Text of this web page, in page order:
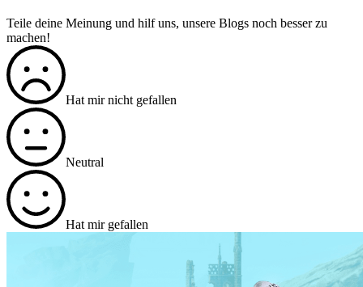
Teile deine Meinung und hilf uns, unsere Blogs noch besser zu
machen!
Hat mir nicht gefallen
Neutral
Hat mir gefallen